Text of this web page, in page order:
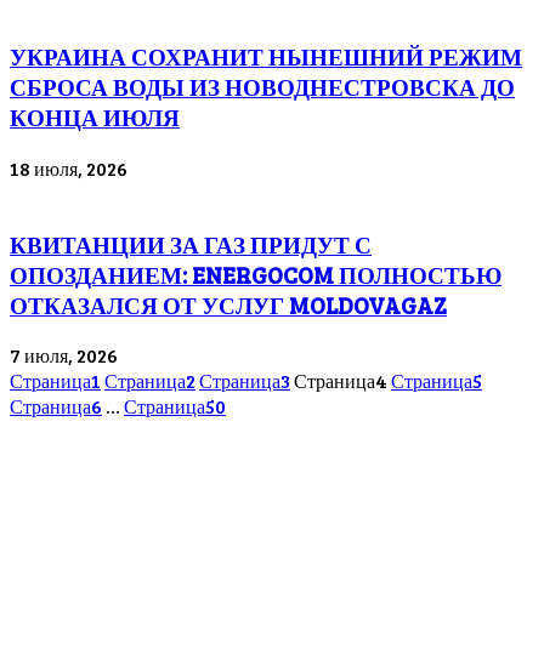
УКРАИНА СОХРАНИТ НЫНЕШНИЙ РЕЖИМ
СБРОСА ВОДЫ ИЗ НОВОДНЕСТРОВСКА ДО
КОНЦА ИЮЛЯ
18 июля, 2026
КВИТАНЦИИ ЗА ГАЗ ПРИДУТ С
ОПОЗДАНИЕМ: ENERGOCOM ПОЛНОСТЬЮ
ОТКАЗАЛСЯ ОТ УСЛУГ MOLDOVAGAZ
7 июля, 2026
Страница1Страница2Страница3Страница4Страница5
Страница6 …Страница50